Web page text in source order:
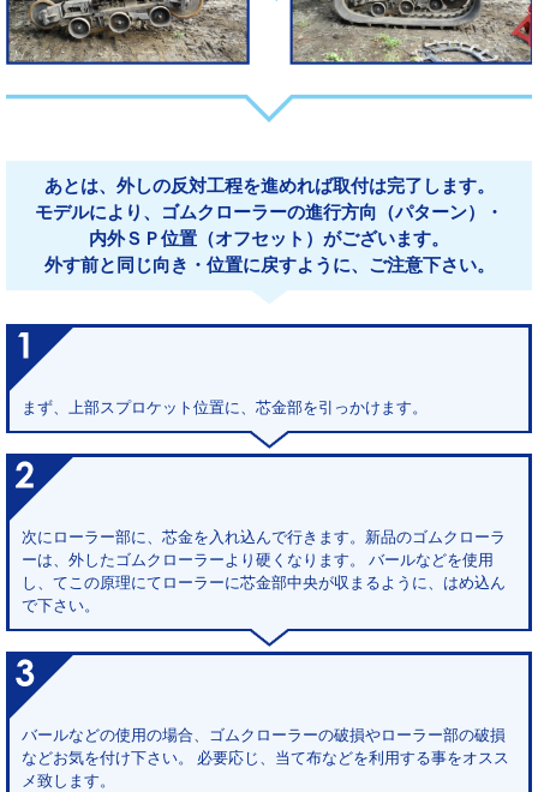
あとは、外しの反対工程を進めれば取付は完了します。
モデルにより、ゴムクローラーの進行方向（パターン）・
内外ＳＰ位置（オフセット）がございます。
外す前と同じ向き・位置に戻すように、ご注意下さい。
まず、上部スプロケット位置に、芯金部を引っかけます。
次にローラー部に、芯金を入れ込んで行きます。新品のゴムクローラ
ーは、外したゴムクローラーより硬くなります。 バールなどを使用
し、てこの原理にてローラーに芯金部中央が収まるように、はめ込ん
で下さい。
バールなどの使用の場合、ゴムクローラーの破損やローラー部の破損
などお気を付け下さい。 必要応じ、当て布などを利用する事をオスス
メ致します。